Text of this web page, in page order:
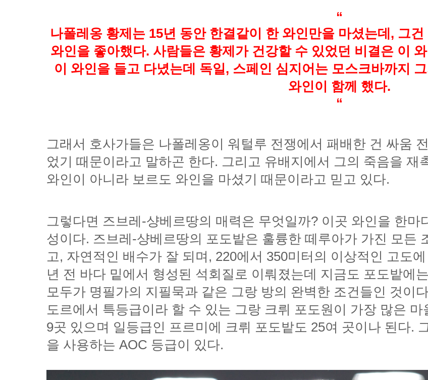
“
나폴레옹 황제는 15년 동안 한결같이 한 와인만을 마셨는데, 그
와인이 함께 했다.
“
와인이 아니라 보르도 와인을 마셨기 때문이라고 믿고 있다.
을 사용하는 AOC 등급이 있다.